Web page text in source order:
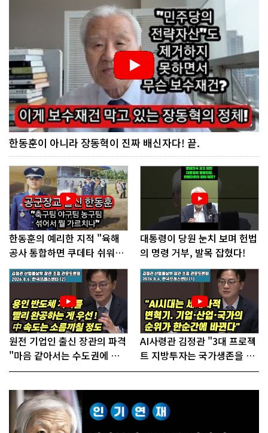
한동훈이 아니라 장동혁이 진짜 배신자다! 끝.
한동훈의 예리한 지적 "육해
공사 통합하면 쿠데타 쉬워진
다"
대통령이 당원 눈치 보며 헌법
의 명령 거부, 발목 잡혔다!
원전 기업인 출신 장관의 파격
"마음 같아서는 수도권에 원
전 짓고싶다"
AI사령관 김정관 "3대 프로젝
트 지방투자는 국가생존을 건
대전략"